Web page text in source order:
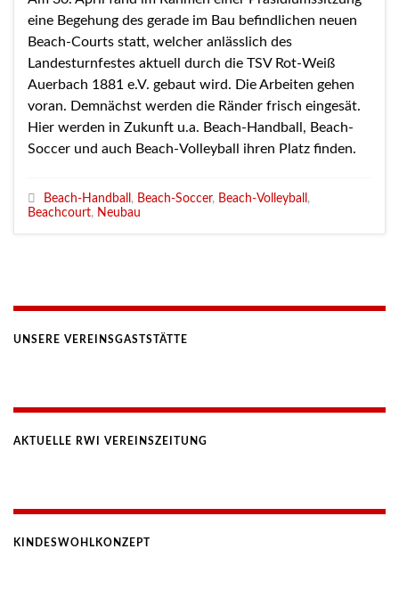
eine Begehung des gerade im Bau befindlichen neuen
Beach-Courts statt, welcher anlässlich des
Landesturnfestes aktuell durch die TSV Rot-Weiß
Auerbach 1881 e.V. gebaut wird. Die Arbeiten gehen
voran. Demnächst werden die Ränder frisch eingesät.
Hier werden in Zukunft u.a. Beach-Handball, Beach-
Soccer und auch Beach-Volleyball ihren Platz finden.
Beach-Handball , Beach-Soccer, Beach-Volleyball ,
Beachcourt, Neubau
UNSERE VEREINSGASTSTÄTTE
AKTUELLE RWI VEREINSZEITUNG
KINDESWOHLKONZEPT